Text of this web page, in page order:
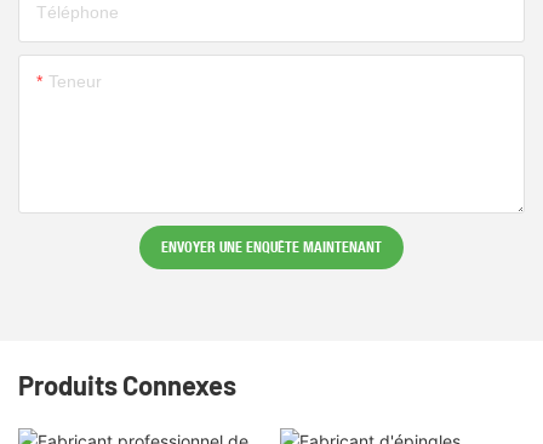
Téléphone
Teneur
ENVOYER UNE ENQUÊTE MAINTENANT
Produits Connexes